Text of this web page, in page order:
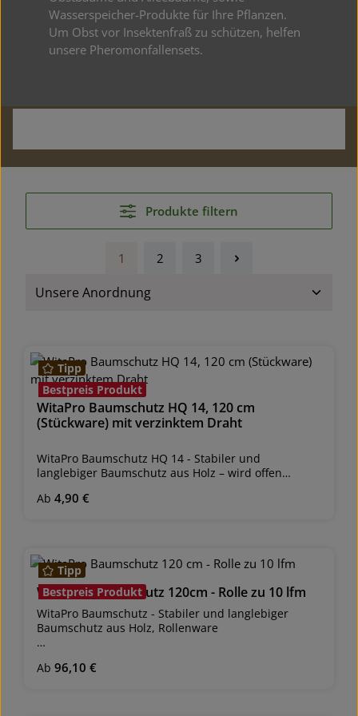
Wasserspeicher-Produkte für Ihre Pflanzen.
Um Obst vor Insektenfraß zu schützen, helfen
unsere Pheromonfallensets.
Produkte filtern
Seite
1 Seite
2 Seite
3
Tipp
Bestpreis Produkt
WitaPro Baumschutz HQ 14, 120 cm
(Stückware) mit verzinktem Draht
WitaPro Baumschutz HQ 14 - Stabiler und
langlebiger Baumschutz aus Holz – wird offen
abbaubargeeignet für LaubholzAnwendung im
Obst-, Garten-, Landschaftsbau und Forstschützt
junge und ältere Bäume vor Mähschäden,
Wild-/Nutztierschäden (Verbiss-,
Fegeschutz)optimaler SonnenschutzSchutz von
Stämmen bei Grab- und
BauarbeitenProduktspezifikationen:
- WitaPro® Baumschutz 14 HQ: 9 Latten mit 3,5 cm
Breite und 2 cm Abstand zwischen den Latten, mit
Regulärer Preis:
Ab 4,90 €
Tipp
Bestpreis Produkt
WitaPro Baumschutz 120cm - Rolle zu 10 lfm
WitaPro Baumschutz - Stabiler und langlebiger
Baumschutz aus Holz, Rollenware
cm Wuchsraumdurchmesser: kann selbst bestimmt
Regulärer Preis:
Ab 96,10 €